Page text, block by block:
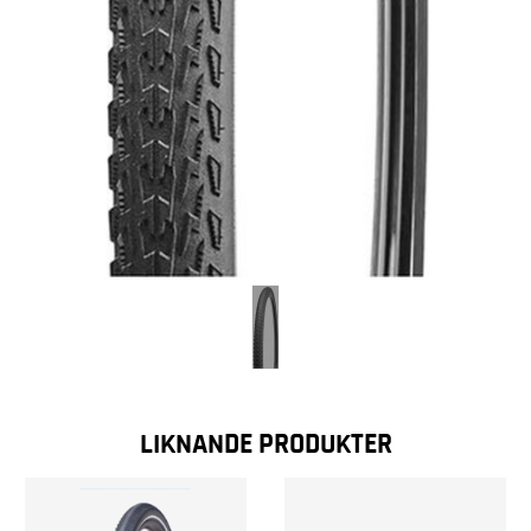
LIKNANDE PRODUKTER